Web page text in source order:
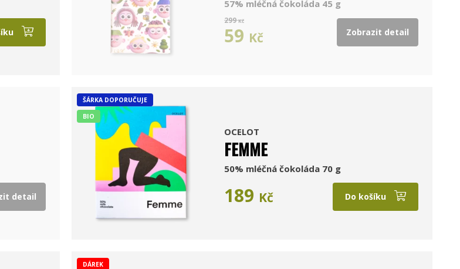
57% mléčná čokoláda 45 g
299 Kč
59 Kč Zobrazit detail
detail
ŠÁRKA DOPORUČUJE
BIO
OCELOT
FEMME
50% mléčná čokoláda 70 g
189 Kč Do košíku
DÁREK